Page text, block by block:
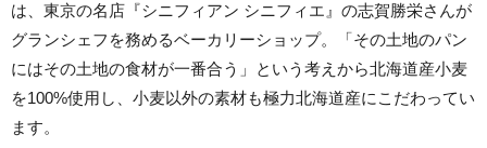
は、東京の名店『シニフィアン シニフィエ』の志賀勝栄さんが
グランシェフを務めるベーカリーショップ。「その土地のパン
にはその土地の食材が一番合う」という考えから北海道産小麦
を100%使用し、小麦以外の素材も極力北海道産にこだわってい
ます。